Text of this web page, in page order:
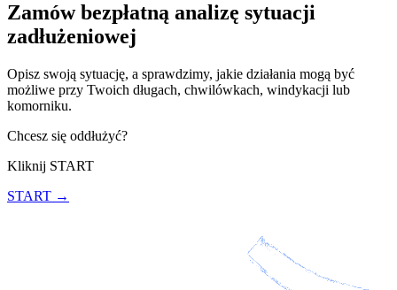
Zamów bezpłatną analizę sytuacji
zadłużeniowej
Opisz swoją sytuację, a sprawdzimy, jakie działania mogą być
możliwe przy Twoich długach, chwilówkach, windykacji lub
komorniku.
Chcesz się oddłużyć?
Kliknij START
START →